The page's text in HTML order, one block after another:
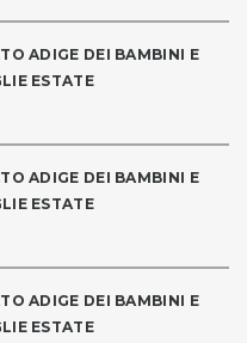
ADIGE DEI BAMBINI E
ESTATE
ADIGE DEI BAMBINI E
ESTATE
ADIGE DEI BAMBINI E
ESTATE